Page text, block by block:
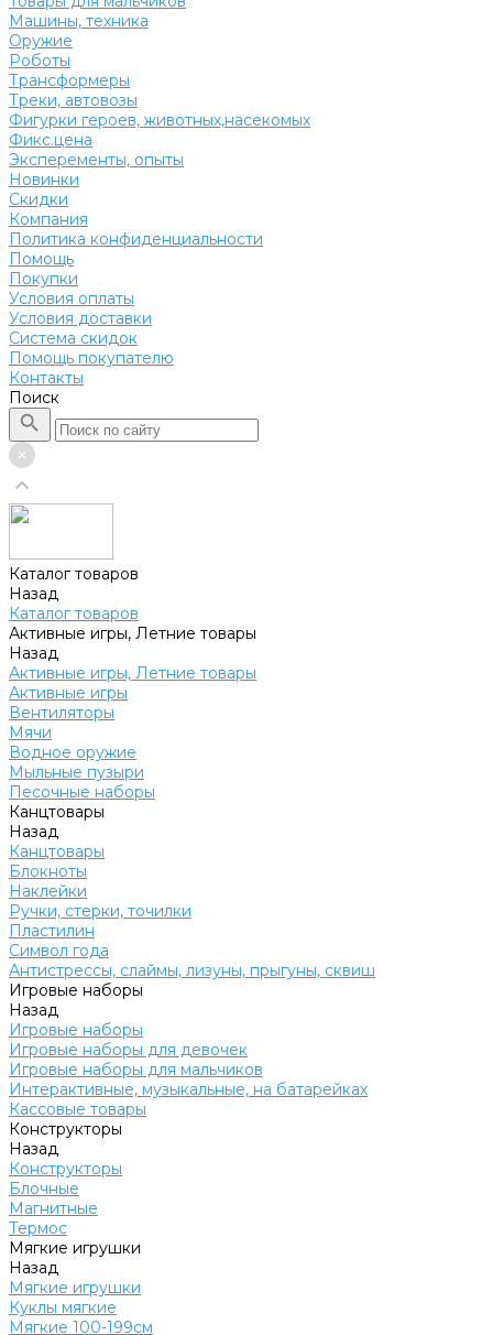
Машины, техника
Оружие
Роботы
Трансформеры
Треки, автовозы
Фигурки героев, животных,насекомых
Фикс.цена
Эксперементы, опыты
Новинки
Скидки
Компания
Политика конфиденциальности
Помощь
Покупки
Условия оплаты
Условия доставки
Система скидок
Помощь покупателю
Контакты
Поиск
Каталог товаров
Назад
Каталог товаров
Активные игры, Летние товары
Назад
Активные игры, Летние товары
Активные игры
Вентиляторы
Мячи
Водное оружие
Мыльные пузыри
Песочные наборы
Канцтовары
Назад
Канцтовары
Блокноты
Наклейки
Ручки, стерки, точилки
Пластилин
Символ года
Антистрессы, слаймы, лизуны, прыгуны, сквиш
Игровые наборы
Назад
Игровые наборы
Игровые наборы для девочек
Игровые наборы для мальчиков
Интерактивные, музыкальные, на батарейках
Кассовые товары
Конструкторы
Назад
Конструкторы
Блочные
Магнитные
Термос
Мягкие игрушки
Назад
Мягкие игрушки
Куклы мягкие
Мягкие 100-199см